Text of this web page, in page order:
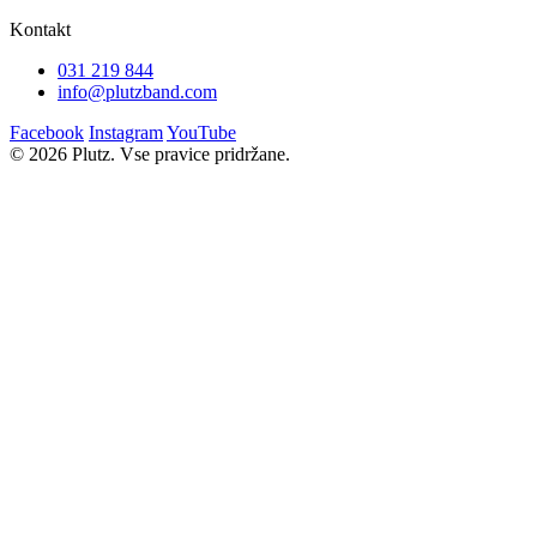
Kontakt
031 219 844
info@plutzband.com
Facebook InstagramYouTube
© 2026 Plutz. Vse pravice pridržane.